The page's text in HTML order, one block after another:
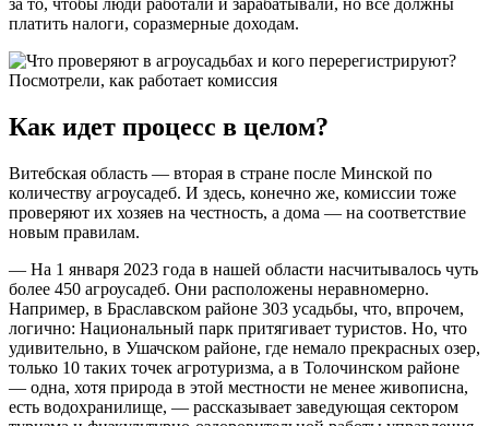
за то, чтобы люди работали и зарабатывали, но все должны
платить налоги, соразмерные доходам.
Как идет процесс в целом?
Витебская область — вторая в стране после Минской по
количеству агроусадеб. И здесь, конечно же, комиссии тоже
проверяют их хозяев на честность, а дома — на соответствие
новым правилам.
— На 1 января 2023 года в нашей области насчитывалось чуть
более 450 агроусадеб. Они расположены неравномерно.
Например, в Браславском районе 303 усадьбы, что, впрочем,
логично: Национальный парк притягивает туристов. Но, что
удивительно, в Ушачском районе, где немало прекрасных озер,
только 10 таких точек агротуризма, а в Толочинском районе
— одна, хотя природа в этой местности не менее живописна,
есть водохранилище, — рассказывает заведующая сектором